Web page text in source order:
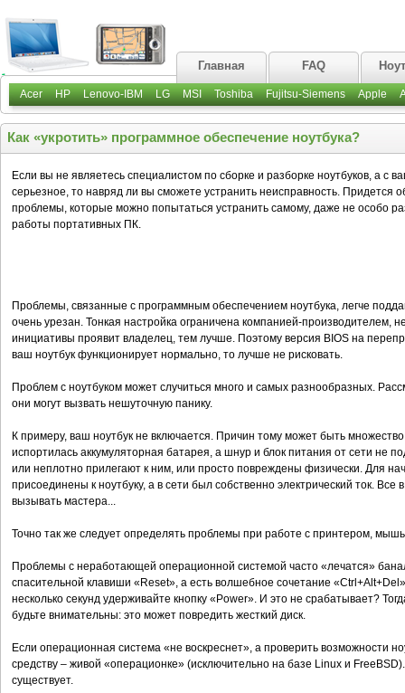
Главная FAQ
Acer HP Lenovo-IBM LG MSI Toshiba Fujitsu-Siemens Apple
Как «укротить» программное обеспечение ноутбука?
Если вы не являетесь специалистом по сборке и разборке ноутбуков, а с
серьезное, то навряд ли вы сможете устранить неисправность. Придется
проблемы, которые можно попытаться устранить самому, даже не особо
работы портативных ПК.
Проблемы, связанные с программным обеспечением ноутбука, легче
очень урезан. Тонкая настройка ограничена компанией-производителем,
инициативы проявит владелец, тем лучше. Поэтому версия BIOS на
ваш ноутбук функционирует нормально, то лучше не рисковать.
Проблем с ноутбуком может случиться много и самых разнообразных.
они могут вызвать нешуточную панику.
К примеру, ваш ноутбук не включается. Причин тому может быть
испортилась аккумуляторная батарея, а шнур и блок питания от сети не
или неплотно прилегают к ним, или просто повреждены физически. Для
присоединены к ноутбуку, а в сети был собственно электрический ток.
вызывать мастера...
Точно так же следует определять проблемы при работе с принтером,
Проблемы с неработающей операционной системой часто «лечатся»
спасительной клавиши «Reset», а есть волшебное сочетание
несколько секунд удерживайте кнопку «Power». И это не срабатывает?
будьте внимательны: это может повредить жесткий диск.
Если операционная система «не воскреснет», а проверить возможности
средству – живой «операционке» (исключительно на базе Linux и
существует.